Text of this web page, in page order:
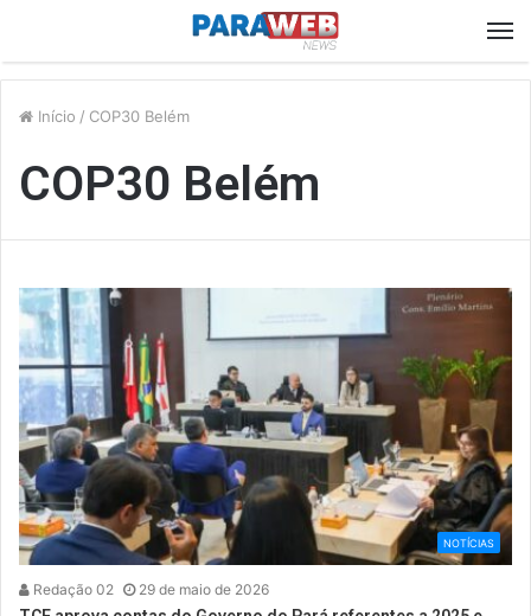
Início / COP30 Belém
COP30 Belém
NOTÍCIAS
Redação 02 29 de maio de 2026